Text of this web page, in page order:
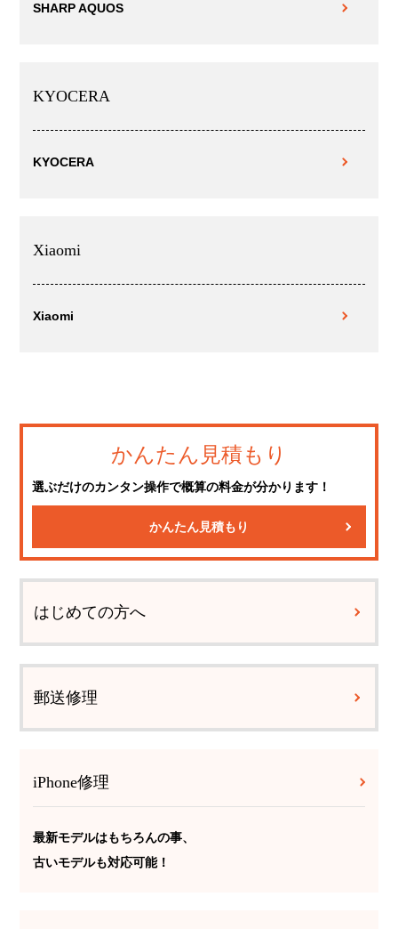
SHARP AQUOS
KYOCERA
KYOCERA
Xiaomi
Xiaomi
かんたん見積もり
選ぶだけのカンタン操作で概算の料金が分かります！
かんたん見積もり
はじめての方へ
郵送修理
iPhone修理
最新モデルはもちろんの事、
古いモデルも対応可能！